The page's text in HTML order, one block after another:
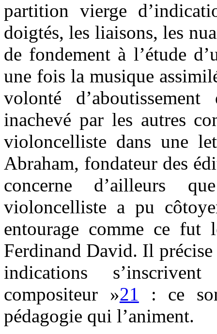
partition vierge
doigtés, les liaisons, les
de fondement à l’étude
une fois la musique
volonté
inachevé par les autres
violoncelliste dans une
Abraham, fondateur des
concerne d’ailleurs
violoncelliste a pu
entourage comme ce fut
Ferdinand David. Il précise
indications
compositeur »21 : ce
pédagogie qui l’animent.